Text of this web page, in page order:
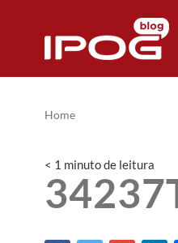
Home
< 1 minutode leitura